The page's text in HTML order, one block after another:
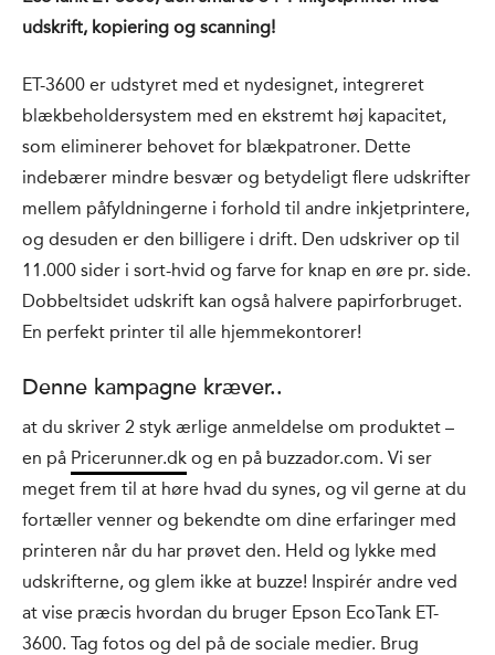
udskrift, kopiering og scanning!
ET-3600 er udstyret med et nydesignet, integreret
blækbeholdersystem med en ekstremt høj kapacitet,
som eliminerer behovet for blækpatroner. Dette
indebærer mindre besvær og betydeligt flere udskrifter
mellem påfyldningerne i forhold til andre inkjetprintere,
og desuden er den billigere i drift. Den udskriver op til
11.000 sider i sort-hvid og farve for knap en øre pr. side.
Dobbeltsidet udskrift kan også halvere papirforbruget.
En perfekt printer til alle hjemmekontorer!
Denne kampagne kræver..
at du skriver 2 styk ærlige anmeldelse om produktet –
en på Pricerunner.dk og en på buzzador.com. Vi ser
meget frem til at høre hvad du synes, og vil gerne at du
fortæller venner og bekendte om dine erfaringer med
printeren når du har prøvet den. Held og lykke med
udskrifterne, og glem ikke at buzze! Inspirér andre ved
at vise præcis hvordan du bruger Epson EcoTank ET-
3600. Tag fotos og del på de sociale medier. Brug